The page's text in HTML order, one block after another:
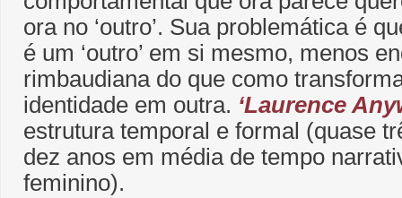
ora no ‘outro’. Sua problemática é
é um ‘outro’ em si mesmo, menos
rimbaudiana do que como
identidade em outra. ‘Laurence
estrutura temporal e formal (quase
dez anos em média de tempo
feminino).